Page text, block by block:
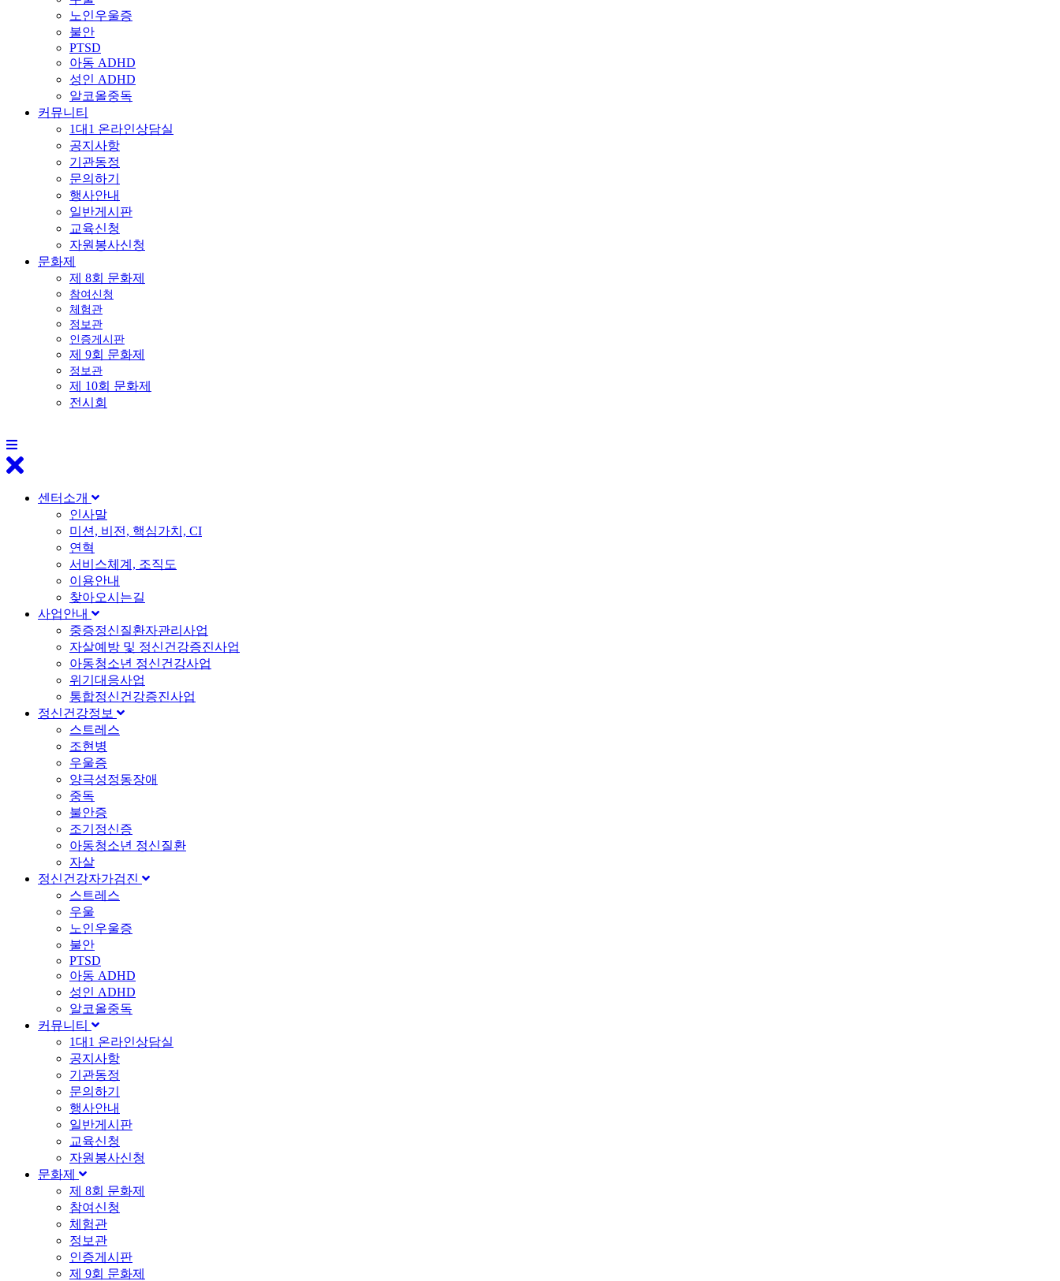
노인우울증
불안
PTSD
아동 ADHD
성인 ADHD
알코올중독
커뮤니티
1대1 온라인상담실
공지사항
기관동정
문의하기
행사안내
일반게시판
교육신청
자원봉사신청
문화제
제 8회 문화제
참여신청
체험관
정보관
인증게시판
제 9회 문화제
정보관
제 10회 문화제
전시회
센터소개
인사말
미션, 비전, 핵심가치, CI
연혁
서비스체계, 조직도
이용안내
찾아오시는길
사업안내
중증정신질환자관리사업
자살예방 및 정신건강증진사업
아동청소년 정신건강사업
위기대응사업
통합정신건강증진사업
정신건강정보
스트레스
조현병
우울증
양극성정동장애
중독
불안증
조기정신증
아동청소년 정신질환
자살
정신건강자가검진
스트레스
우울
노인우울증
불안
PTSD
아동 ADHD
성인 ADHD
알코올중독
커뮤니티
1대1 온라인상담실
공지사항
기관동정
문의하기
행사안내
일반게시판
교육신청
자원봉사신청
문화제
제 8회 문화제
참여신청
체험관
정보관
인증게시판
제 9회 문화제